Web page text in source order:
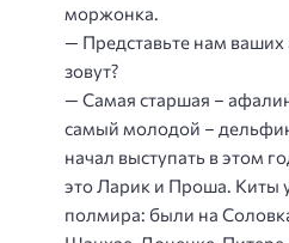
моржонка.
— Представьте нам ваших
зовут?
— Самая старшая –
самый молодой –
начал выступать в этом
это Ларик и Проша. Киты
полмира: были на